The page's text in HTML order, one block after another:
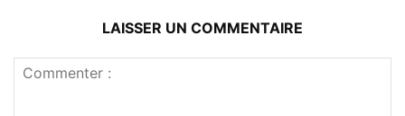
LAISSER UN COMMENTAIRE